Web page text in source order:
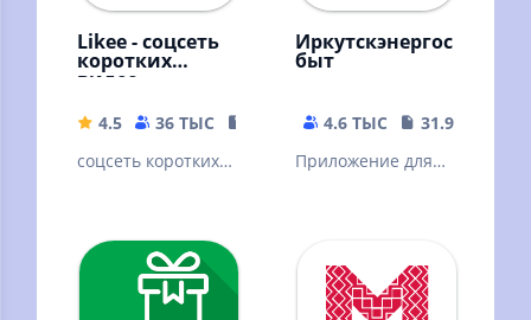
Likee - соцсеть
коротких
видео
4.5 36 ТЫС
91.03 MB
соцсеть коротких
Иркутскэнергос
быт
4.6 ТЫС
31.92 MB
Приложение для